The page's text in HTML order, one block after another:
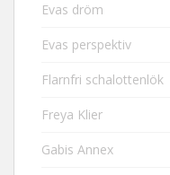
Evas dröm
Evas perspektiv
Flarnfri schalottenlök
Freya Klier
Gabis Annex